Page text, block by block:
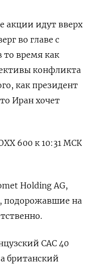
акции идут вверх
во главе с
​то ​время как
⁠конфликта
как президент
‌Иран хочет
600 к ‌10:31 МСК
​Holding ​AG,
​подорожавшие на
CAC 40
британский